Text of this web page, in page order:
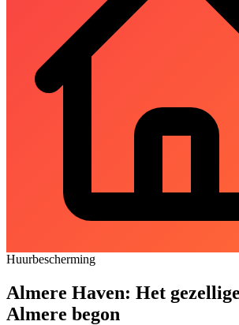
Huurbescherming
Almere Haven: Het
Almere begon